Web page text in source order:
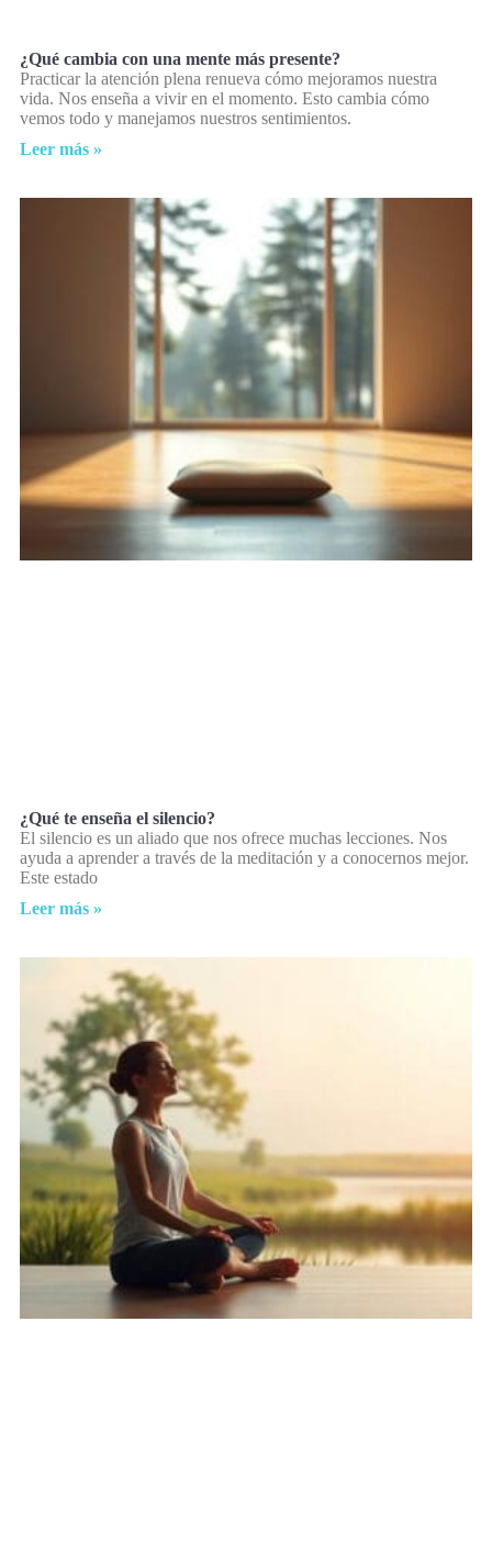
¿Qué cambia con una mente más presente?
Practicar la atención plena renueva cómo mejoramos nuestra
vida. Nos enseña a vivir en el momento. Esto cambia cómo
vemos todo y manejamos nuestros sentimientos.
Leer más »
¿Qué te enseña el silencio?
El silencio es un aliado que nos ofrece muchas lecciones. Nos
ayuda a aprender a través de la meditación y a conocernos mejor.
Este estado
Leer más »